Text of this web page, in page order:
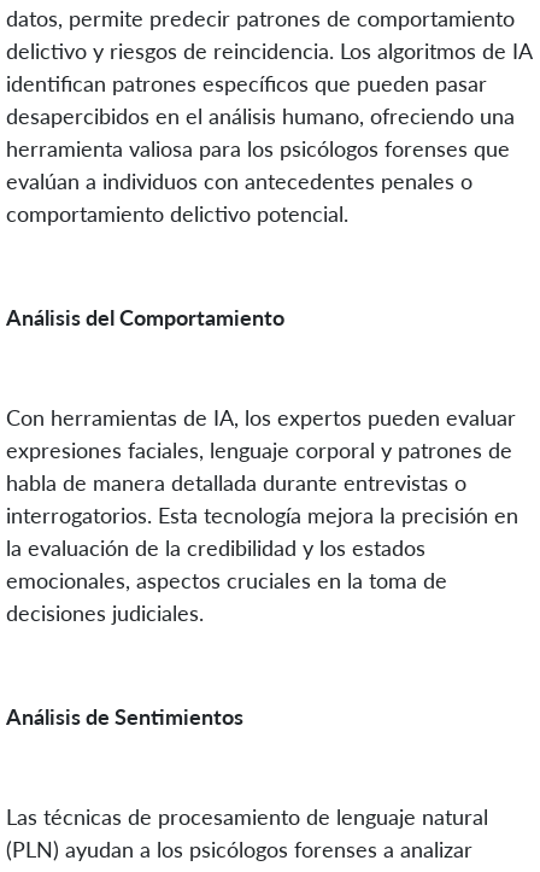
datos, permite predecir patrones de comportamiento
delictivo y riesgos de reincidencia. Los algoritmos de IA
identifican patrones específicos que pueden pasar
desapercibidos en el análisis humano, ofreciendo una
herramienta valiosa para los psicólogos forenses que
evalúan a individuos con antecedentes penales o
comportamiento delictivo potencial.
Análisis del Comportamiento
Con herramientas de IA, los expertos pueden evaluar
expresiones faciales, lenguaje corporal y patrones de
habla de manera detallada durante entrevistas o
interrogatorios. Esta tecnología mejora la precisión en
la evaluación de la credibilidad y los estados
emocionales, aspectos cruciales en la toma de
decisiones judiciales.
Análisis de Sentimientos
Las técnicas de procesamiento de lenguaje natural
(PLN) ayudan a los psicólogos forenses a analizar